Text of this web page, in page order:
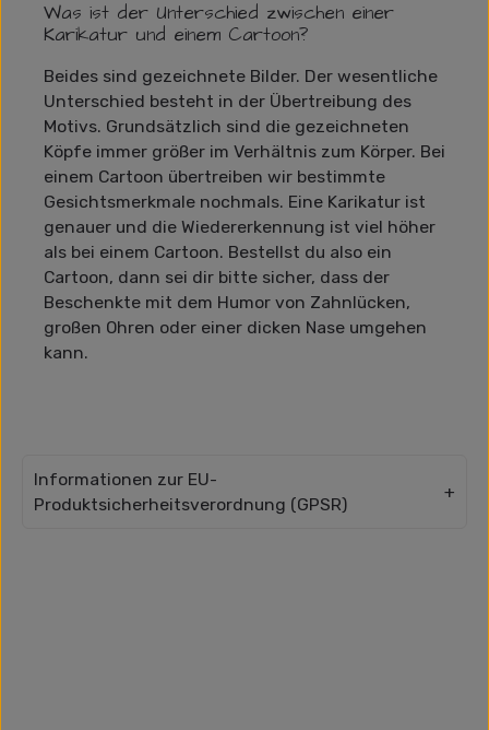
Was ist der Unterschied zwischen einer
Karikatur und einem Cartoon?
Beides sind gezeichnete Bilder. Der wesentliche
Unterschied besteht in der Übertreibung des
Motivs. Grundsätzlich sind die gezeichneten
Köpfe immer größer im Verhältnis zum Körper. Bei
einem Cartoon übertreiben wir bestimmte
Gesichtsmerkmale nochmals. Eine Karikatur ist
genauer und die Wiedererkennung ist viel höher
als bei einem Cartoon. Bestellst du also ein
Cartoon, dann sei dir bitte sicher, dass der
Beschenkte mit dem Humor von Zahnlücken,
großen Ohren oder einer dicken Nase umgehen
kann.
Informationen zur EU-
Produktsicherheitsverordnung (GPSR)